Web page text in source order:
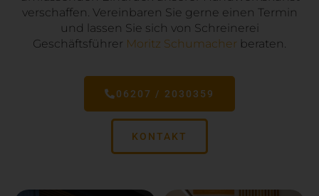
verschaffen. Vereinbaren Sie gerne einen Termin
und lassen Sie sich von Schreinerei
Geschäftsführer Moritz Schumacher beraten.
06207 / 2030359
KONTAKT